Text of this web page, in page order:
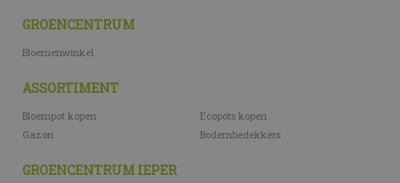
GROENCENTRUM
Bloemenwinkel
ASSORTIMENT
Bloempot kopen
Ecopots kopen
Gazon
Bodembedekkers
GROENCENTRUM IEPER